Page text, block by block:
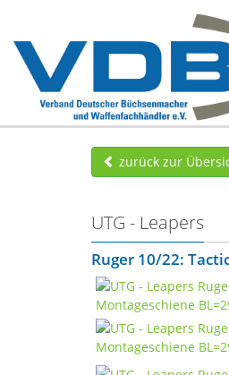
zurück zur
UTG - Leapers
Ruger 10/22: